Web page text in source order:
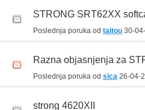
STRONG SRT62XX
Poslednja poruka od taitou 30-
Razna objasnjenja za
Poslednja poruka od sica 26-04-
strong 4620XII